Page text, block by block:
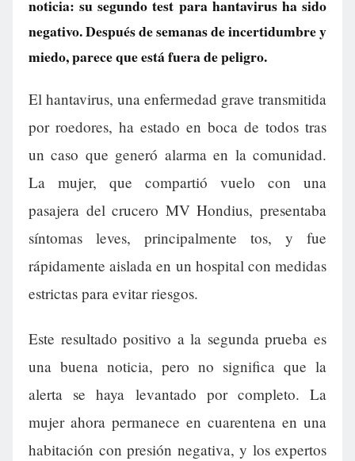
noticia: su segundo test para hantavirus ha sido
negativo. Después de semanas de incertidumbre y
miedo, parece que está fuera de peligro.
El hantavirus, una enfermedad grave transmitida
por roedores, ha estado en boca de todos tras
un caso que generó alarma en la comunidad.
La mujer, que compartió vuelo con una
pasajera del crucero MV Hondius, presentaba
síntomas leves, principalmente tos, y fue
rápidamente aislada en un hospital con medidas
estrictas para evitar riesgos.
Este resultado positivo a la segunda prueba es
una buena noticia, pero no significa que la
alerta se haya levantado por completo. La
mujer ahora permanece en cuarentena en una
habitación con presión negativa, y los expertos